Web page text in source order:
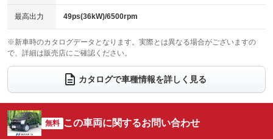
チップアップシート
：装備なし
：装備なし ：装備あり
ウォークスルー
：装備なし
電動リアゲート フロントカメラ
：装備なし
：装備なし ：装備なし
サイドカメラ
：装備なし ルーフレール
：装備なし
最高出力 49ps(36kW)/6500rpm
※新車時のカタログデータとなります。実際とは異なる場合がございますの
で、詳細は販売店にご確認ください。
カタログで車種情報を詳しく見る
無料 この車両に関するお問い合わせ